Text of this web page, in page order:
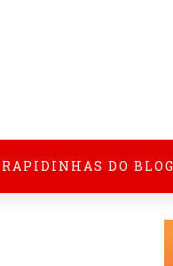
RAPIDINHAS DO BLOG